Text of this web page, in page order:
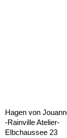
Hagen von
-Rainville Atelier-
Elbchaussee 23